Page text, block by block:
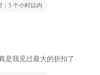
： 5 个小时以内
我见过最大的折扣了